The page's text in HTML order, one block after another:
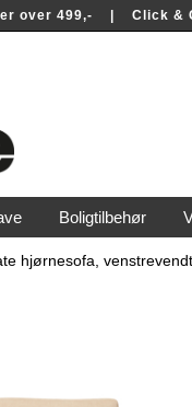
over 499,- | Click
Boligtilbehør
hjørnesofa, venstrevendt